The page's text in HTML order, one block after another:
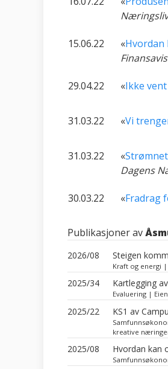
15.06.22 «
29.04.22 «Ikke
31.03.22 «Vi
31.03.22 «
Dagens
30.03.22 «Fradrag
Publikasjoner av
2026/08 Steigen
Kraft og energi
2025/34 Kartlegging
Evaluering |
2025/22 KS1 av
kreative
2025/08 Hvordan kan